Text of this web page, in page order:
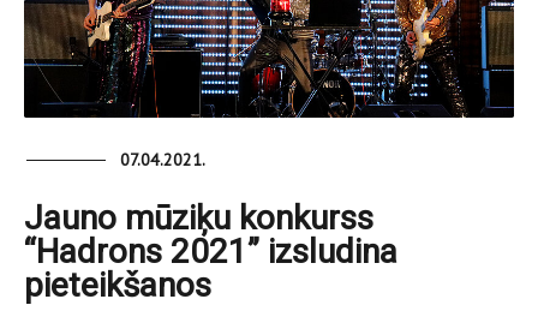
07.04.2021.
Jauno mūziķu konkurss
“Hadrons 2021” izsludina
pieteikšanos